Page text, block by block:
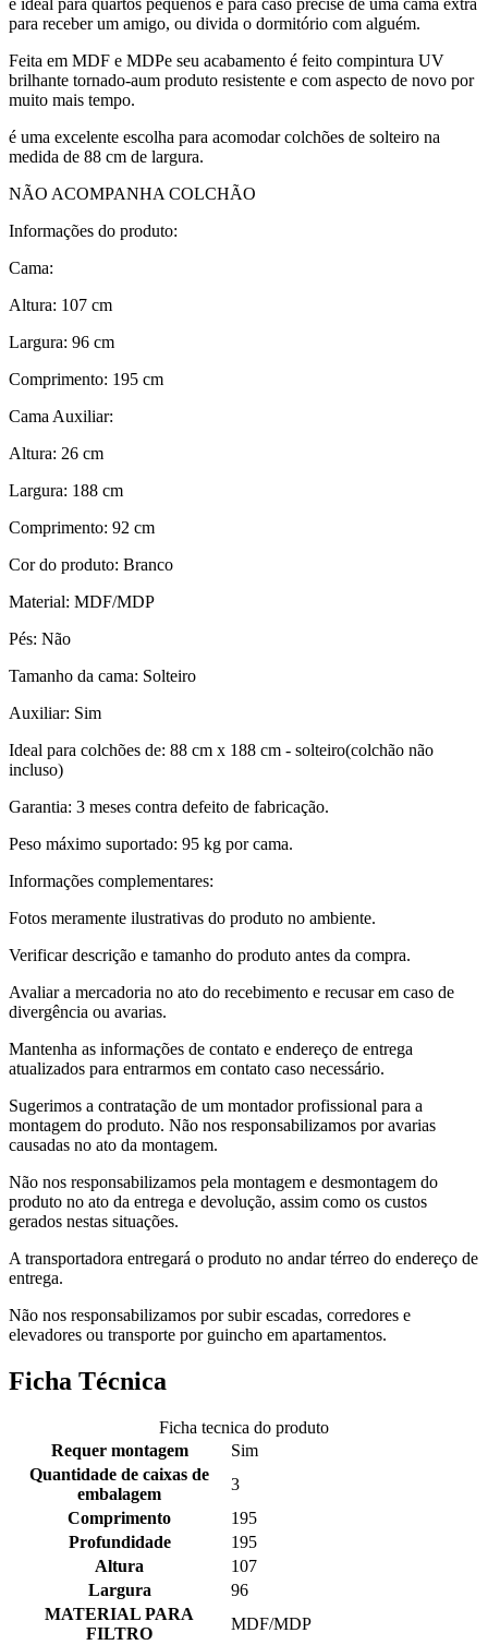
é ideal para quartos pequenos e para caso precise de uma cama extra
para receber um amigo, ou divida o dormitório com alguém.
Feita em MDF e MDPe seu acabamento é feito compintura UV
brilhante tornado-aum produto resistente e com aspecto de novo por
muito mais tempo.
é uma excelente escolha para acomodar colchões de solteiro na
medida de 88 cm de largura.
NÃO ACOMPANHA COLCHÃO
Informações do produto:
Cama:
Altura: 107 cm
Largura: 96 cm
Comprimento: 195 cm
Cama Auxiliar:
Altura: 26 cm
Largura: 188 cm
Comprimento: 92 cm
Cor do produto: Branco
Material: MDF/MDP
Pés: Não
Tamanho da cama: Solteiro
Auxiliar: Sim
Ideal para colchões de: 88 cm x 188 cm - solteiro(colchão não
incluso)
Garantia: 3 meses contra defeito de fabricação.
Peso máximo suportado: 95 kg por cama.
Informações complementares:
Fotos meramente ilustrativas do produto no ambiente.
Verificar descrição e tamanho do produto antes da compra.
Avaliar a mercadoria no ato do recebimento e recusar em caso de
divergência ou avarias.
Mantenha as informações de contato e endereço de entrega
atualizados para entrarmos em contato caso necessário.
Sugerimos a contratação de um montador profissional para a
montagem do produto. Não nos responsabilizamos por avarias
causadas no ato da montagem.
Não nos responsabilizamos pela montagem e desmontagem do
produto no ato da entrega e devolução, assim como os custos
gerados nestas situações.
A transportadora entregará o produto no andar térreo do endereço de
entrega.
Não nos responsabilizamos por subir escadas, corredores e
elevadores ou transporte por guincho em apartamentos.
Ficha Técnica
Ficha tecnica do produto
Requer montagem
Sim
Quantidade de caixas de
embalagem
3
Comprimento
195
Profundidade
195
Altura
107
Largura
96
MATERIAL PARA
FILTRO
MDF/MDP